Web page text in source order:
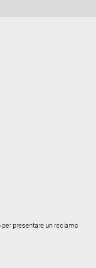
presentare un reclamo